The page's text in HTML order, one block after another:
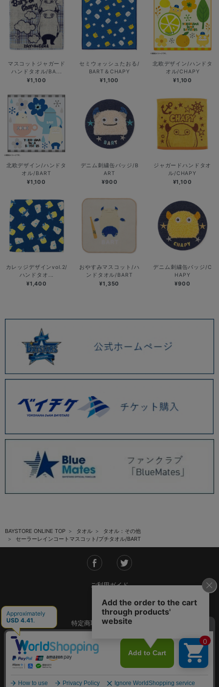
マスコットジャガード
ハンドタオル/BA...
¥1,100
セミウォッシュたおる/
BART＆CHAPY
¥1,100
北欧デザイン/ハンドタ
オル/CHAPY
¥1,100
北欧デザイン/ハンドタ
オル/BART
¥1,100
デニム刺繍缶バッジ/B
ART
¥900
ジャガードハンドタオ
ル/CHAPY
¥1,100
カレッジデザインvol.2/
ハンドタオ...
¥1,400
おやすみマスコット/ハ
ンドタオル/BART
¥1,350
デニム刺繍缶バッジ/C
HAPY
¥900
BAYSTORE ONLINE TOP タオル
タオル：その他
セーラーレインコートマスコット/プチタオル/BART
ご利用ガイド
会社概要
特定商取引法に基づく表記
ご利用規約
Copyright © YOKOHAMA DeNA BAYSTARS All Rights Reserved.